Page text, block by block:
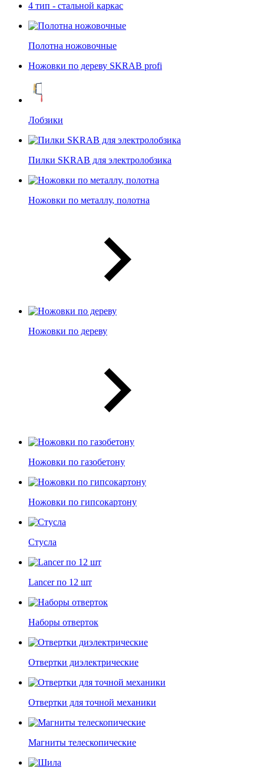
4 тип - стальной каркас
Полотна ножовочные
Ножовки по дереву SKRAB profi
Лобзики
Пилки SKRAB для электролобзика
Ножовки по металлу, полотна
Ножовки по дереву
Ножовки по газобетону
Ножовки по гипсокартону
Стусла
Lancer по 12 шт
Наборы отверток
Отвертки диэлектрические
Отвертки для точной механики
Магниты телескопические